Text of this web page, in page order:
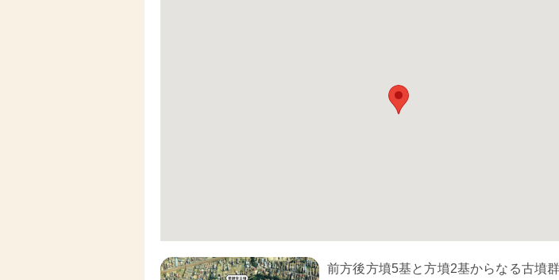
前方後方墳5基と方墳2基からなる古墳